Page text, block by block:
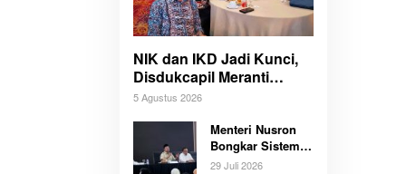
NIK dan IKD Jadi Kunci,
Disdukcapil Meranti
Percepat Revolusi
5 Agustus 2026
Menteri Nusron
Bongkar Sistem
Karier Baru
29 Juli 2026